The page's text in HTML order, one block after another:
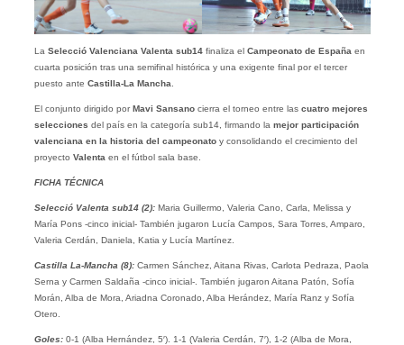
La Selecció Valenciana Valenta sub14 finaliza el Campeonato de España en
cuarta posición tras una semifinal histórica y una exigente final por el tercer
puesto ante Castilla-La Mancha
El conjunto dirigido porMavi Sansanocierra el torneo entre las cuatro mejores
selecciones del país en la categoría sub14, firmando la mejor participación
valenciana en la historia del campeonatoy consolidando el crecimiento del
proyecto Valenta en el fútbol sala base.
FICHA TÉCNICA
Selecció Valenta sub14 (2):Maria Guillermo, Valeria Cano, Carla, Melissa y
María Pons -cinco inicial- También jugaron Lucía Campos, Sara Torres, Amparo,
Valeria Cerdán, Daniela, Katia y Lucía Martínez.
Castilla La-Mancha (8):Carmen Sánchez, Aitana Rivas, Carlota Pedraza, Paola
Serna y Carmen Saldaña -cinco inicial-. También jugaron Aitana Patón, Sofía
Morán, Alba de Mora, Ariadna Coronado, Alba Herández, María Ranz y Sofía
Otero.
Goles:0-1 (Alba Hernández, 5′). 1-1 (Valeria Cerdán, 7′), 1-2 (Alba de Mora,